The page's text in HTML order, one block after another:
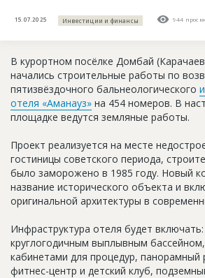
Глоссарий
Новости
Платные услуги
Пресс-релизы
Правила работы
Контакты
Личный кабинет
15.07.2025 Инвестиции и финансы 944
В курортном посёлке Домбай
начались строительные работы по
пятизвёздочного бальнеологического
отеля «Аманауз» на 454 номеров. В
площадке ведутся земляные работы.
Проект реализуется на месте
гостиницы советского периода,
было заморожено в 1985 году. Новый
название исторического объекта и
оригинальной архитектуры в
Инфраструктура отеля будет
круглогодичным выплывным
кабинетами для процедур, панорамный
фитнес-центр и детский клуб,